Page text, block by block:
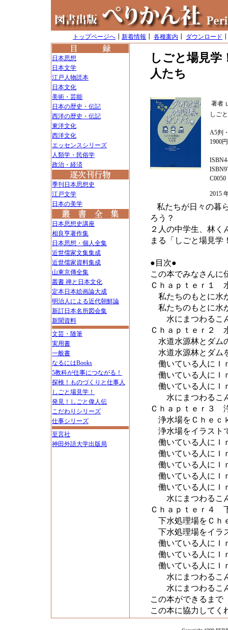
トップページへ 新着情報 各種案内 ダウンロード
日本思想
日本文学
江戸人物読本
日本文化
美術・芸能
日本の歴史・伝記
西洋の歴史・伝記
東洋文化
西洋文化
エッセンスシリーズ
人類学・民俗学
政治・経済
季刊日本思想史
江戸文学
日本の美学
日本思想史講座
相良亨著作集
日本思想・個人全集
近世儒家文集集成
近世儒家資料集成
山東京傳全集
叢書 禅と日本文化
定本日本絵画論大成
明治人による近代朝鮮論
新訂日本名所図会集
新聞資料
文芸・随筆
実用書
一般書
なるにはBooks
5教科が仕事につながる！
探検！ものづくりと仕事人
しごと場見学！
発見！しごと偉人伝
こだわりシリーズ
仕事シリーズ
至言社
神田外語大学出版局
しごと場見
人たち
著者
しご
A5判
1900
C0050
2015
私たちが日々の暮
ろう？
２人の中学生、林
まる「しごと場見学
●目次●
この本でみなさんに
Ｃｈａｐｔｅｒ１
私たちのもとに水
私たちのもとに水
水にまつわるこ
Ｃｈａｐｔｅｒ２
水道水源林とダム
水道水源林とダム
働いている人にＩ
働いている人にＩ
働いている人にＩ
水にまつわるこ
Ｃｈａｐｔｅｒ３
浄水場をＣｈｅｃ
浄水場をイラスト
働いている人にＩ
働いている人にＩ
働いている人にＩ
働いている人にＩ
働いている人にＩ
水にまつわるこ
Ｃｈａｐｔｅｒ４
下水処理場をＣｈ
下水処理場をイラ
働いている人にＩ
働いている人にＩ
働いている人にＩ
水にまつわるこ
水にまつわるこ
この本ができるまで
この本に協力してく